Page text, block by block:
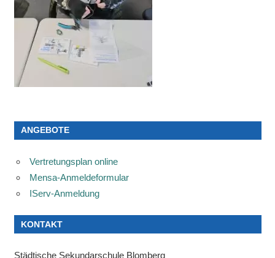
ANGEBOTE
Vertretungsplan online
Mensa-Anmeldeformular
IServ-Anmeldung
KONTAKT
Städtische Sekundarschule Blomberg